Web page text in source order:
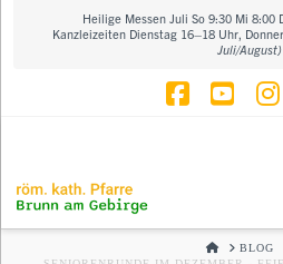
Heilige Messen Juli So 9:30 Mi 8:00
Kanzleizeiten Dienstag 16–18 Uhr,
Juli/August)
HOMEBLOG